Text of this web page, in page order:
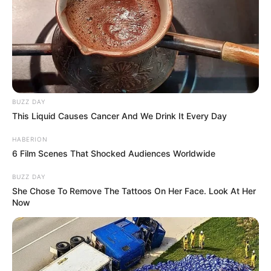
– Hogyan lehetséges, hogy nem hívtak mentőt?
– Hogyan történhetett ez meg ami akkor ott a
helyszínen történt?
– Hogyan indulhatott el egyedül, zavartan, ittas
vagy sokkos állapotban?
– Miért gondolhatta bárki, hogy így biztonságos
lesz?
– Miért nem hívtak mentőt, ha mindkét légzsák is
kinyílt és jelentős ütközés történt?
BUZZ DAY
This Liquid Causes Cancer And We Drink It Every Day
HABERION
6 Film Scenes That Shocked Audiences Worldwide
BUZZ DAY
She Chose To Remove The Tattoos On Her Face. Look At Her
Now